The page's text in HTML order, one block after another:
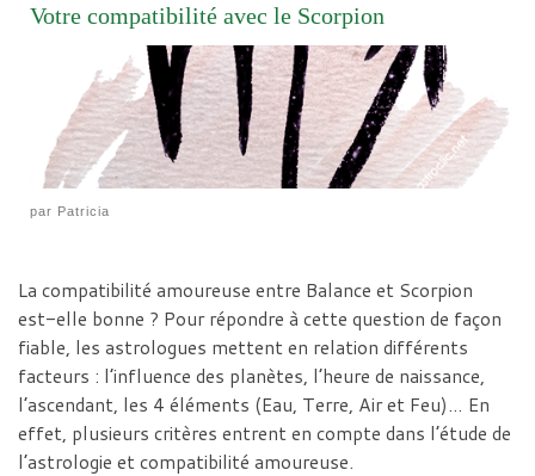
Votre compatibilité avec le Scorpion
par Patricia
La compatibilité amoureuse entre Balance et Scorpion
est-elle bonne ? Pour répondre à cette question de façon
fiable, les astrologues mettent en relation différents
facteurs : l’influence des planètes, l’heure de naissance,
l’ascendant, les 4 éléments (Eau, Terre, Air et Feu)… En
effet, plusieurs critères entrent en compte dans l’étude de
l’astrologie et compatibilité amoureuse.